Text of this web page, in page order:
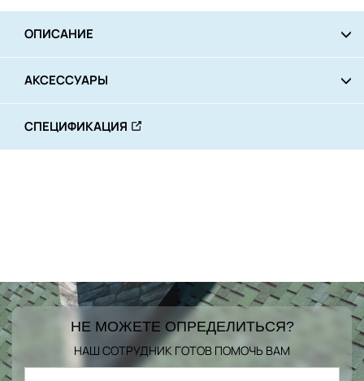
ОПИСАНИЕ
АКСЕССУАРЫ
СПЕЦИФИКАЦИЯ
НЕ МОЖЕТЕ ОПРЕДЕЛИТЬСЯ?
НАШ СОТРУДНИК ГОТОВ ПОМОЧЬ ВАМ